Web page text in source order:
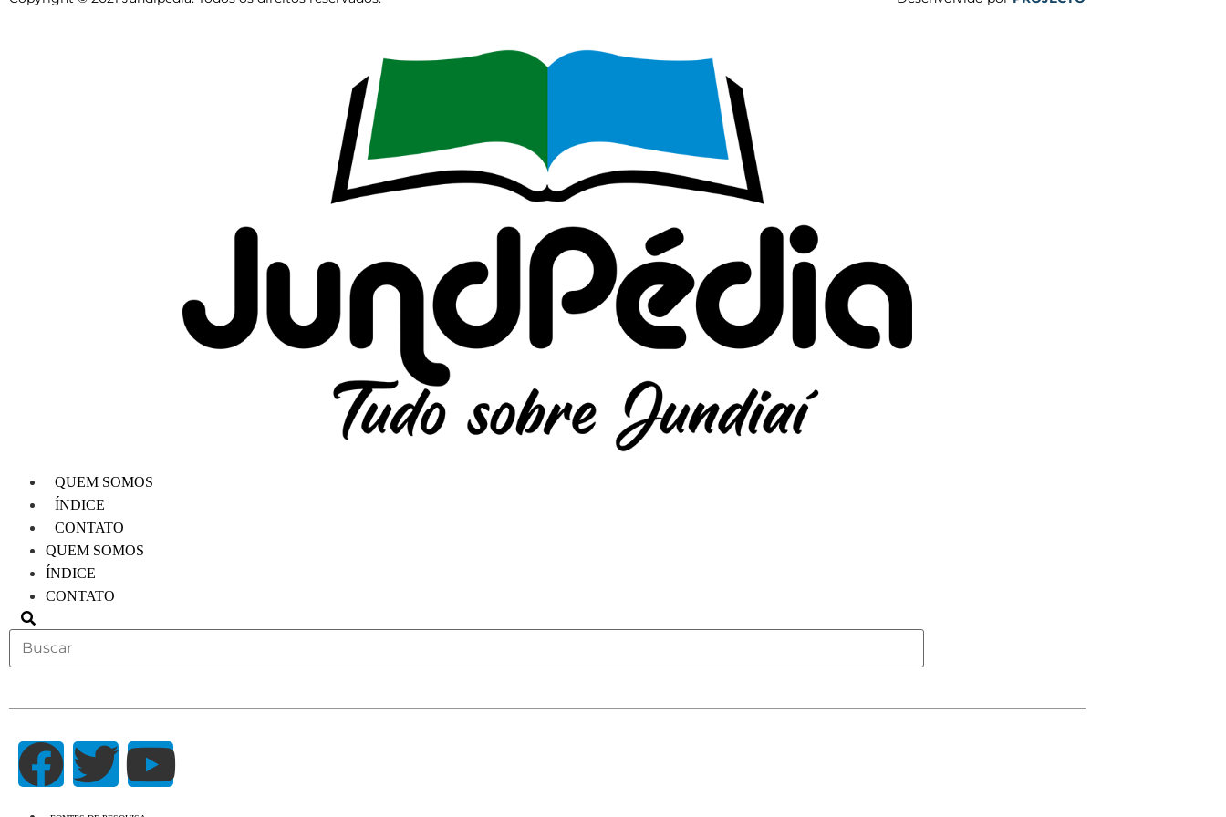
sistema judicial, válido; Com autorização do usuário afetado; Quando necessário para
questões técnicas; Quando o usuário vandaliza artigos com frequência ou atua
persistentemente de um modo perturbador, os dados podem ser liberados para um
provedor de serviços, ou outra entidade para assistir no bloqueio de IPs, ou para assistir na
formulação de uma queixa para ISPs relevantes; Quando seja razoavelmente necessário para
proteger os direitos, propriedade ou segurança da Enciclopédia Cultural de Paula, ou os seus
usuários e o público. Excetuando-se as situações descritas acima, a política da Enciclopédia
Cultural de Paula é de não permitir a distribuição de informação pessoalmente identificável
sob quaisquer circunstâncias.
QUEM SOMOS
ÍNDICE
CONTATO
QUEM SOMOS
ÍNDICE
CONTATO